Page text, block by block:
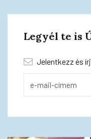
Legyél te is
Jelentkezz és